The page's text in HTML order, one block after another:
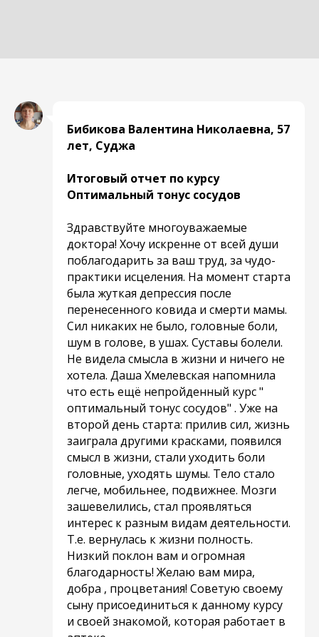
Бибикова Валентина Николаевна, 57
лет, Суджа
Итоговый отчет по курсу
Оптимальный тонус сосудов
Здравствуйте многоуважаемые
доктора! Хочу искренне от всей души
поблагодарить за ваш труд, за чудо-
практики исцеления. На момент старта
была жуткая депрессия после
перенесенного ковида и смерти мамы.
Сил никаких не было, головные боли,
шум в голове, в ушах. Суставы болели.
Не видела смысла в жизни и ничего не
хотела. Даша Хмелевская напомнила
что есть ещё непройденный курс "
оптимальный тонус сосудов" . Уже на
второй день старта: прилив сил, жизнь
заиграла другими красками, появился
смысл в жизни, стали уходить боли
головные, уходять шумы. Тело стало
легче, мобильнее, подвижнее. Мозги
зашевелились, стал проявляться
интерес к разным видам деятельности.
Т.е. вернулась к жизни полность.
Низкий поклон вам и огромная
благодарность! Желаю вам мира,
добра , процветания! Советую своему
сыну присоединиться к данному курсу
и своей знакомой, которая работает в